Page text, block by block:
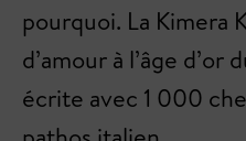
pourquoi. La Kimera
d’amour à l’âge
écrite avec 1 000